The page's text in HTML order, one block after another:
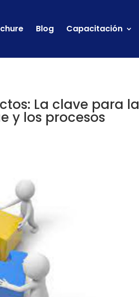
Blog Capacitación
La clave para la
y los procesos